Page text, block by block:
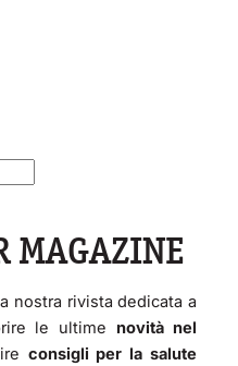
MAGAZINE
nostra rivista dedicata a
le ultime novità nel
consigli per la salute